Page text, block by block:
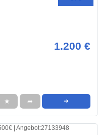
1.200 €
★ ➦ ➜